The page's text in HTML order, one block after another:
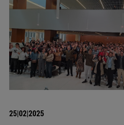
25|02|2025